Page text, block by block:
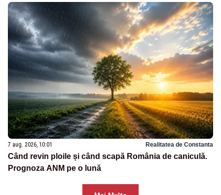
7 aug. 2026, 10:01 Realitatea de Constanta
Când revin ploile și când scapă România de caniculă.
Prognoza ANM pe o lună